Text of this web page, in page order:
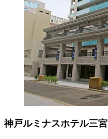
神戸ルミナスホテル三宮